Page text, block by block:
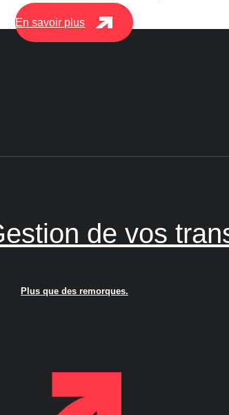
En savoir plus
de vos
Plus que des remorques.